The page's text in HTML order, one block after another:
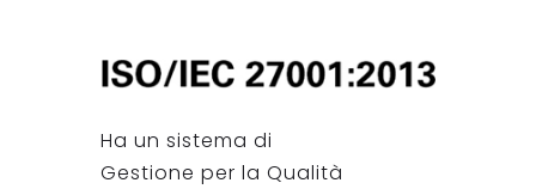
Ha un sistema di
Gestione per la Qualità